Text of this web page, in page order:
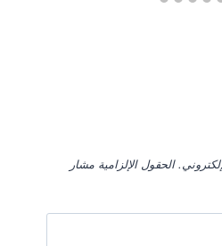
الحقول الإلزامية مشار